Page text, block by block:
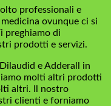
professionali e
ovunque ci si
preghiamo di
prodotti e servizi.
e Adderall in
molti altri prodotti
altri. Il nostro
clienti e forniamo